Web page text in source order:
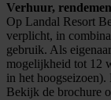
Verhuur,
Op Landal Resort
verplicht, in
gebruik. Als
mogelijkheid tot 12
in het hoogseizoen).
Bekijk de brochure